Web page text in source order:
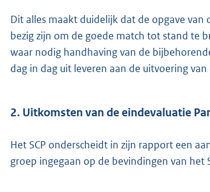
Dit alles maakt duidelijk dat de opgave van
bezig zijn om de goede match tot stand te
waar nodig handhaving van de
dag in dag uit leveren aan de uitvoering
2. Uitkomsten van de eindevaluatie
Het SCP onderscheidt in zijn rapport een
groep ingegaan op de bevindingen van het